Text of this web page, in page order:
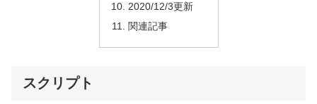
2020/12/3更新
関連記事
スクリプト